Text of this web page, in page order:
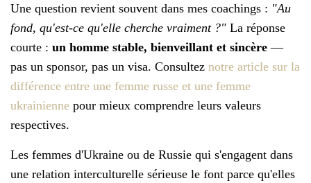
Une question revient souvent dans mes coachings : "Au
fond, qu'est-ce qu'elle cherche vraiment ?" La réponse
courte : un homme stable, bienveillant et sincère —
pas un sponsor, pas un visa. Consultez notre article sur la
différence entre une femme russe et une femme
ukrainienne pour mieux comprendre leurs valeurs
respectives.
Les femmes d'Ukraine ou de Russie qui s'engagent dans
une relation interculturelle sérieuse le font parce qu'elles